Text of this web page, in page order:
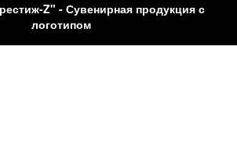
Z" - Сувенирная продукция с
логотипом